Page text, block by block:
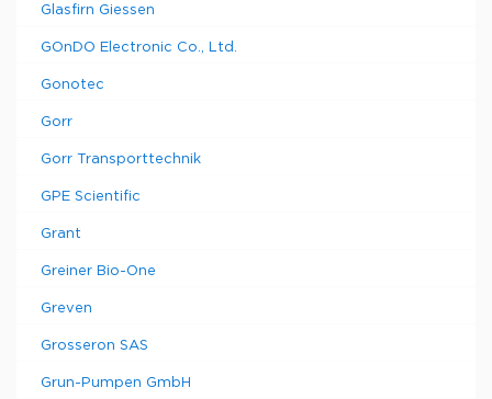
Glasfirn Giessen
GOnDO Electronic Co., Ltd.
Gonotec
Gorr
Gorr Transporttechnik
GPE Scientific
Grant
Greiner Bio-One
Greven
Grosseron SAS
Grun-Pumpen GmbH